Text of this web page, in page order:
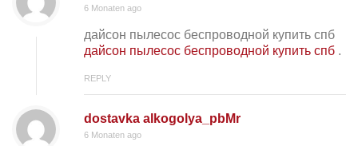
6 Monaten ago
дайсон пылесос беспроводной купить спб
дайсон пылесос беспроводной купить спб .
REPLY
dostavka alkogolya_pbMr
6 Monaten ago